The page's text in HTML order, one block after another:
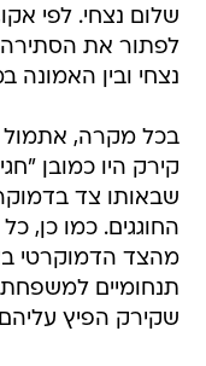
שלום נצחי. לפי
לפתור את הסתירה
נצחי ובין האמונה
בכל מקרה, אתמול
קירק היו כמובן
שבאותו צד
החוגגים. כמו כן,
מהצד הדמוקרטי
תנחומיים
שקירק הפיץ עליהם